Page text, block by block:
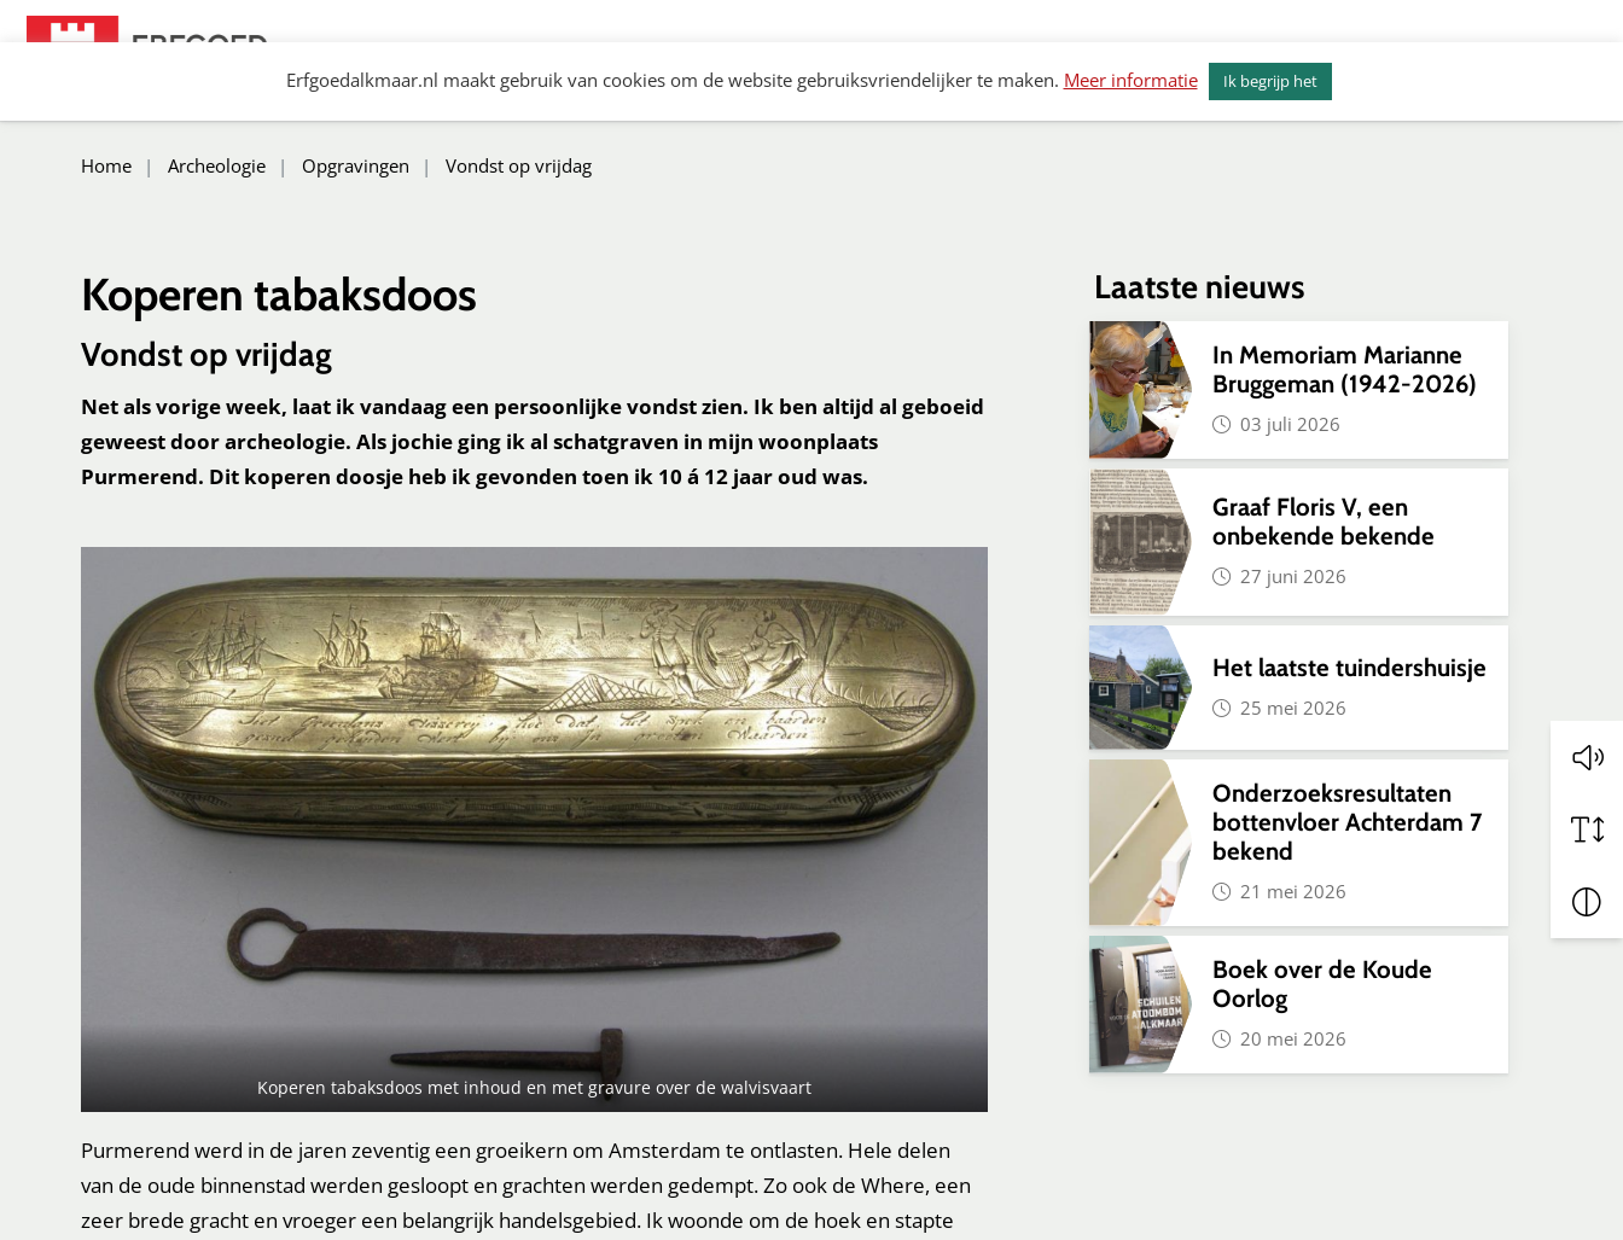
Spring
Erfgoedalkmaar.nl maakt gebruik van cookies om de website gebruiksvriendelijker te maken. Meer informatie Ik begrijp het
Erfgoed Alkmaar
Kerkenvisie Alkmaar Actueel
Home Archeologie Opgravingen Vondst op vrijdag
Koperen tabaksdoos
Vondst op vrijdag
Net als vorige week, laat ik vandaag een persoonlijke vondst zien. Ik ben altijd al geboeid
geweest door archeologie. Als jochie ging ik al schatgraven in mijn woonplaats
Purmerend. Dit koperen doosje heb ik gevonden toen ik 10 á 12 jaar oud was.
Koperen tabaksdoos met inhoud en met gravure over de walvisvaart
Purmerend werd in de jaren zeventig een groeikern om Amsterdam te ontlasten. Hele delen
van de oude binnenstad werden gesloopt en grachten werden gedempt. Zo ook de Where, een
zeer brede gracht en vroeger een belangrijk handelsgebied. Ik woonde om de hoek en stapte
Laatste nieuws
In Memoriam Marianne
Bruggeman (1942-2026)
03 juli 2026
Graaf Floris V, een
onbekende bekende
27 juni 2026
Het laatste tuindershuisje
25 mei 2026
Onderzoeksresultaten
bottenvloer Achterdam 7
bekend
21 mei 2026
Boek over de Koude
Oorlog
20 mei 2026